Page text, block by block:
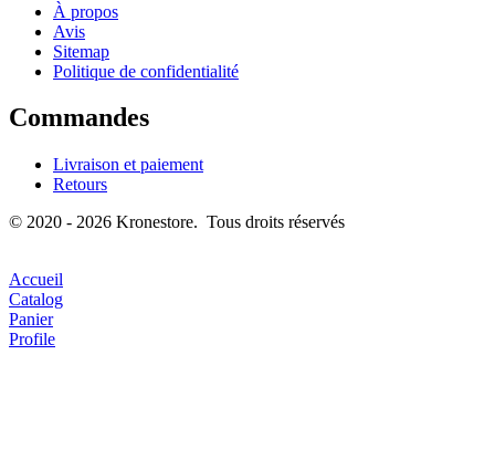
À propos
Avis
Sitemap
Politique de confidentialité
Commandes
Livraison et paiement
Retours
© 2020 - 2026 Kronestore. Tous droits réservés
Accueil
Catalog
Panier
Profile